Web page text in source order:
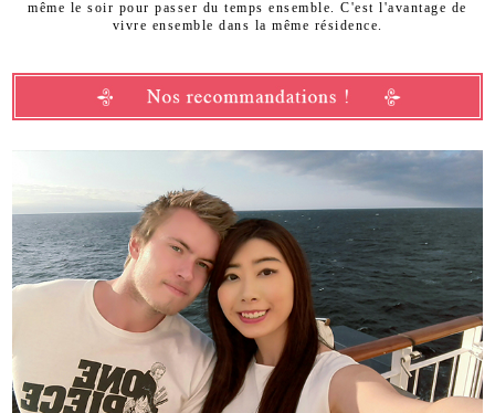
même le soir pour passer du temps ensemble. C'est l'avantage de
vivre ensemble dans la même résidence.